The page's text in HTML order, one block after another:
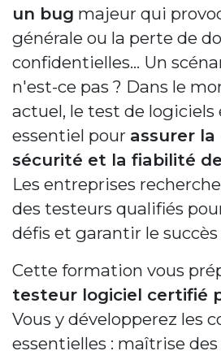
un bug majeur qui
générale ou la perte de
confidentielles... Un
n'est-ce pas ? Dans le
actuel, le test de logiciels
essentiel pour assurer
sécurité et la fiabilité
Les entreprises
des testeurs qualifiés
défis et garantir le
Cette formation vous
testeur logiciel certifié
Vous y développerez les
essentielles : maîtrise